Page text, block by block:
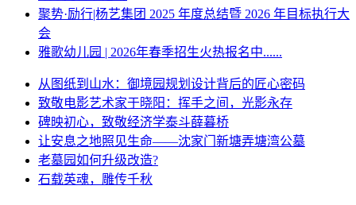
聚势·励行|杨艺集团 2025 年度总结暨 2026 年目标执行大
会
雅歌幼儿园 | 2026年春季招生火热报名中......
从图纸到山水：御境园规划设计背后的匠心密码
致敬电影艺术家于晓阳：挥手之间，光影永存
碑映初心，致敬经济学泰斗薛暮桥
让安息之地照见生命——沈家门新塘弄塘湾公墓
老墓园如何升级改造?
石载英魂，雕传千秋